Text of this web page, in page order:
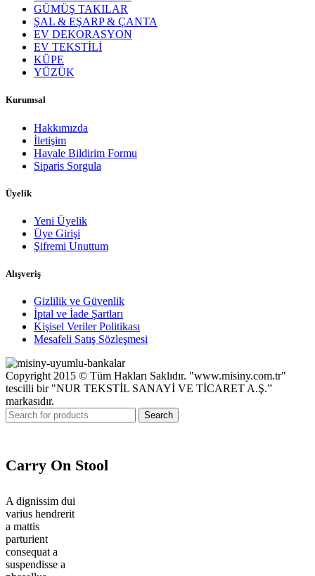
GÜMÜŞ TAKILAR
ŞAL & EŞARP & ÇANTA
EV DEKORASYON
EV TEKSTİLİ
KÜPE
YÜZÜK
Kurumsal
Hakkımızda
İletişim
Havale Bildirim Formu
Siparis Sorgula
Üyelik
Yeni Üyelik
Üye Girişi
Şifremi Unuttum
Alışveriş
Gizlilik ve Güvenlik
İptal ve İade Şartları
Kişisel Veriler Politikası
Mesafeli Satış Sözleşmesi
Copyright 2015 © Tüm Hakları Saklıdır. "www.misiny.com.tr"
tescilli bir "NUR TEKSTİL SANAYİ VE TİCARET A.Ş.”
markasıdır.
Search
Carry On Stool
A dignissim dui
varius hendrerit
a mattis
parturient
consequat a
suspendisse a